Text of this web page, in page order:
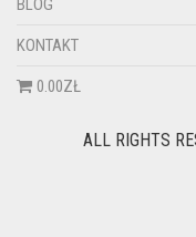
BLOG
KONTAKT
0.00ZŁ
ALL RIGHTS